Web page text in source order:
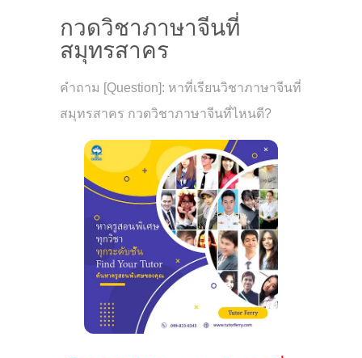
กวดวิชาภาษาจีนที่
สมุทรสาคร
คำถาม [Question]: หาที่เรียนวิชาภาษาจีนที่
สมุทรสาคร กวดวิชาภาษาจีนที่ไหนดี?